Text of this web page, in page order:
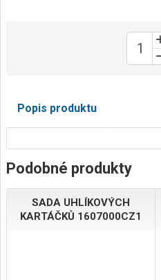
Popis produktu
Podobné produkty
SADA UHLÍKOVÝCH
KARTÁČKŮ 1607000CZ1